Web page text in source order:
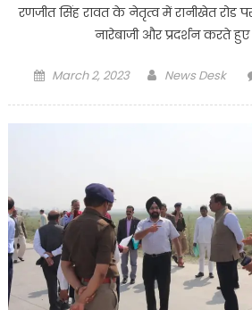
रणजीत सिंह रावत के नेतृत्व में रानीखेत रोड
नारेबाजी और प्रदर्शन करते
Posted
March 2, 2023 Author
News Desk